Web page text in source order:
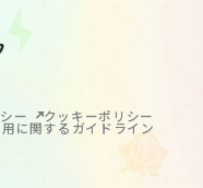
ー クッキーポリシー
に関するガイドライン